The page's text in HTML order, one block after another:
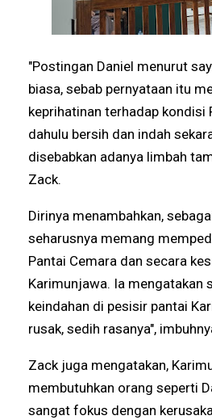
"Postingan Daniel menurut
biasa, sebab pernyataan itu
keprihatinan terhadap kondisi
dahulu bersih dan indah
disebabkan adanya limbah
Zack.
Dirinya menambahkan,
seharusnya memang
Pantai Cemara dan secara
Karimunjawa. Ia mengatakan
keindahan di pesisir pantai
rusak, sedih rasanya",
Zack juga mengatakan,
membutuhkan orang seperti
sangat fokus dengan